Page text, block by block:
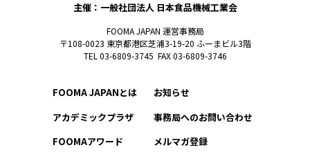
主催：一般社団法人 日本食品機械工業会
FOOMA JAPAN 運営事務局
〒108-0023 東京都港区芝浦3-19-20 ふーまビル3階
TEL 03-6809-3745 FAX 03-6809-3746
FOOMA JAPANとは
アカデミックプラザ
FOOMAアワード
お知らせ
事務局へのお問い合わせ
メルマガ登録